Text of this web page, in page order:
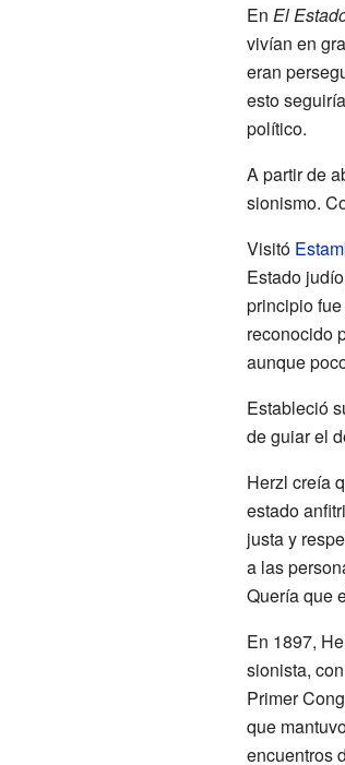
En El
vivían en
eran
esto
político.
A partir de
sionismo.
Visitó
Estado
principio
reconocido
aunque
Estableció
de guiar el
Herzl creía
estado
justa y
a las
Quería que
En 1897,
sionista,
Primer
que
encuentros